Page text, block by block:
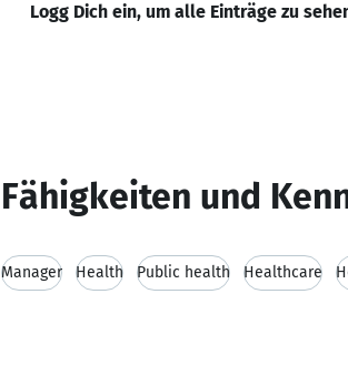
Logg Dich ein, um alle Einträge zu
Fähigkeiten und
Manager Health Public health Healthcare